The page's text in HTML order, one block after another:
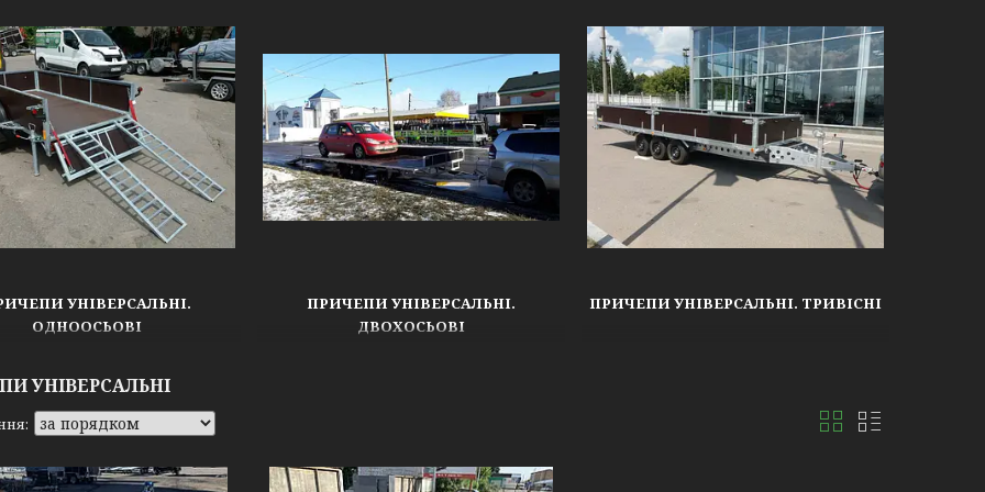
УНІВЕРСАЛЬНІ.
ОДНООСЬОВІ
ПРИЧЕПИ УНІВЕРСАЛЬНІ.
ДВОХОСЬОВІ
ПРИЧЕПИ УНІВЕРСАЛЬНІ. ТРИВІСНІ
УНІВЕРСАЛЬНІ